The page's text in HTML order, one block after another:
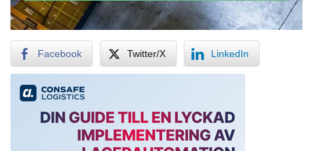
Facebook Twitter/X LinkedIn